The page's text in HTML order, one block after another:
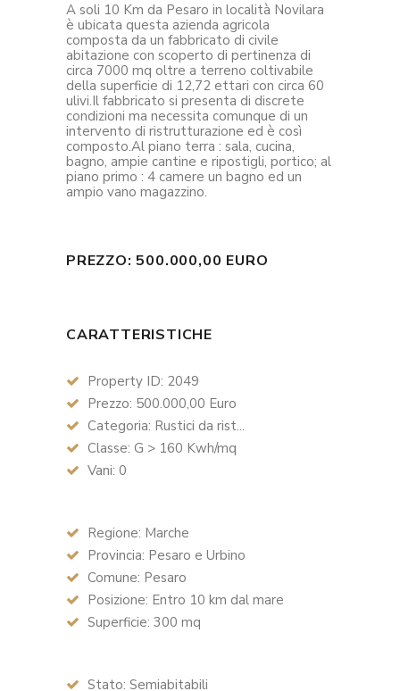
A soli 10 Km da Pesaro in località Novilara
è ubicata questa azienda agricola
composta da un fabbricato di civile
abitazione con scoperto di pertinenza di
circa 7000 mq oltre a terreno coltivabile
della superficie di 12,72 ettari con circa 60
ulivi.Il fabbricato si presenta di discrete
condizioni ma necessita comunque di un
intervento di ristrutturazione ed è così
composto.Al piano terra : sala, cucina,
bagno, ampie cantine e ripostigli, portico; al
piano primo : 4 camere un bagno ed un
ampio vano magazzino.
PREZZO: 500.000,00 EURO
CARATTERISTICHE
Property ID: 2049
Prezzo: 500.000,00 Euro
Categoria: Rustici da rist...
Classe: G > 160 Kwh/mq
Vani: 0
Regione: Marche
Provincia: Pesaro e Urbino
Comune: Pesaro
Posizione: Entro 10 km dal mare
Superficie: 300 mq
Stato: Semiabitabili